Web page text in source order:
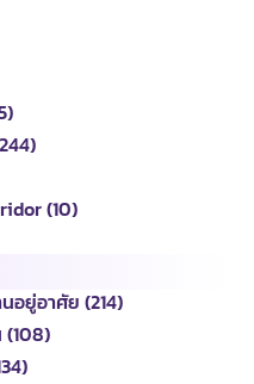
(10)
อยู่อาศัย (214)
(108)